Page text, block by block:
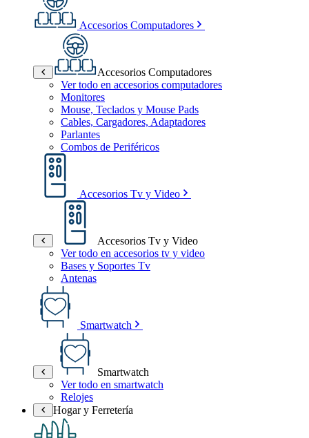
Accesorios Computadores
Accesorios Computadores
Ver todo en accesorios computadores
Monitores
Mouse, Teclados y Mouse Pads
Cables, Cargadores, Adaptadores
Parlantes
Combos de Periféricos
Accesorios Tv y Video
Accesorios Tv y Video
Ver todo en accesorios tv y video
Bases y Soportes Tv
Antenas
Smartwatch
Smartwatch
Ver todo en smartwatch
Relojes
Hogar y Ferretería